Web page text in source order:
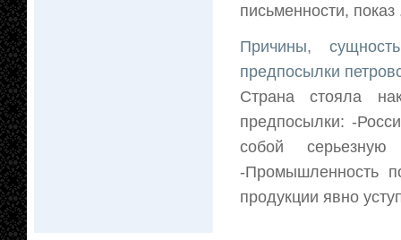
письменности, показ
Причины,
предпосылки
Страна стояла
предпосылки: -
собой
-Промышленность
продукции явно